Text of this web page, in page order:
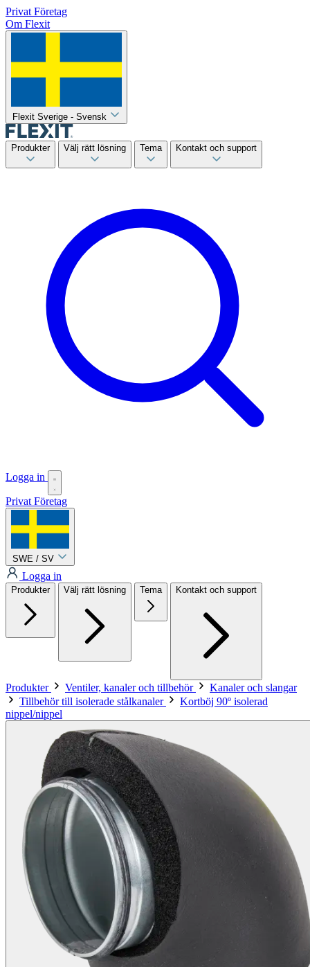
Privat Företag
Om Flexit
Flexit Sverige - Svensk
Produkter Välj rätt lösning Tema Kontakt och support
Logga in
Privat Företag
SWE / SV
Logga in
Produkter Välj rätt lösning Tema Kontakt och support
Produkter Ventiler, kanaler och tillbehör
Kanaler och slangar
Tillbehör till isolerade stålkanaler
Kortböj 90º isolerad
nippel/nippel